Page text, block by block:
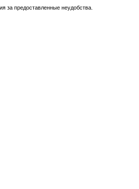
за предоставленные неудобства.